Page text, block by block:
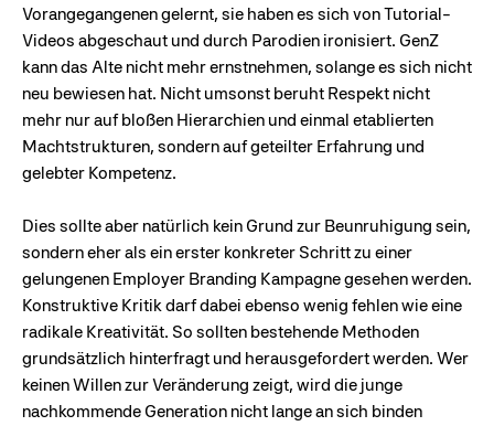
Vorangegangenen gelernt, sie haben es sich von Tutorial-
Videos abgeschaut und durch Parodien ironisiert. GenZ
kann das Alte nicht mehr ernstnehmen, solange es sich nicht
neu bewiesen hat. Nicht umsonst beruht Respekt nicht
mehr nur auf bloßen Hierarchien und einmal etablierten
Machtstrukturen, sondern auf geteilter Erfahrung und
gelebter Kompetenz.
Dies sollte aber natürlich kein Grund zur Beunruhigung sein,
sondern eher als ein erster konkreter Schritt zu einer
gelungenen Employer Branding Kampagne gesehen werden.
Konstruktive Kritik darf dabei ebenso wenig fehlen wie eine
radikale Kreativität. So sollten bestehende Methoden
grundsätzlich hinterfragt und herausgefordert werden. Wer
keinen Willen zur Veränderung zeigt, wird die junge
nachkommende Generation nicht lange an sich binden